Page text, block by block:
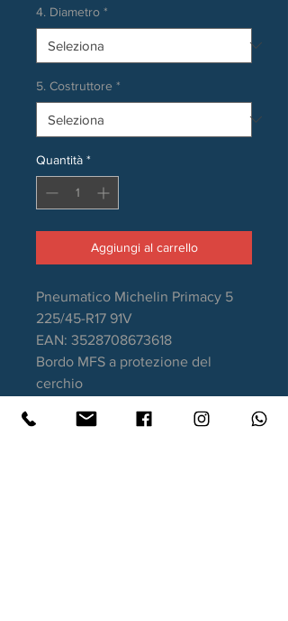
4. Diametro *
5. Costruttore *
Quantità *
Aggiungi al carrello
Pneumatico Michelin Primacy 5
225/45-R17 91V
EAN: 3528708673618
Bordo MFS a protezione del
cerchio
Aderenza sul bagnato: A